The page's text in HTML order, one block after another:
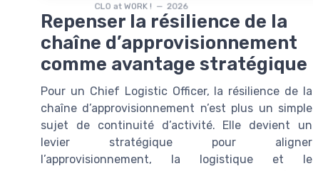
CLO at WORK ! — 2026
Repenser la résilience de la
chaîne d’approvisionnement
comme avantage stratégique
Pour un Chief Logistic Officer, la résilience de la
chaîne d’approvisionnement n’est plus un simple
sujet de continuité d’activité. Elle devient un
levier stratégique pour aligner
l’approvisionnement, la logistique et le